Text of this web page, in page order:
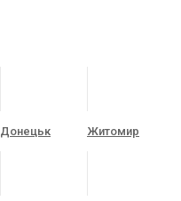
Донецьк Житомир